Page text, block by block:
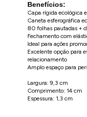
Benefícios:
Capa rígida ecológica
Caneta esferográfica
80 folhas pautadas +
Fechamento com
Ideal para ações
Excelente opção para
relacionamento
Amplo espaço para
Largura: 9,3 cm
Comprimento: 14 cm
Espessura: 1,3 cm